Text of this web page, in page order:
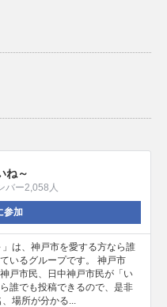
ね～
バー2,058人
参加
は、神戸市を愛する方なら誰
いるグループです。 神戸市
戸市民、日中神戸市民が「い
誰でも投稿できるので、是非
場所が分かる...